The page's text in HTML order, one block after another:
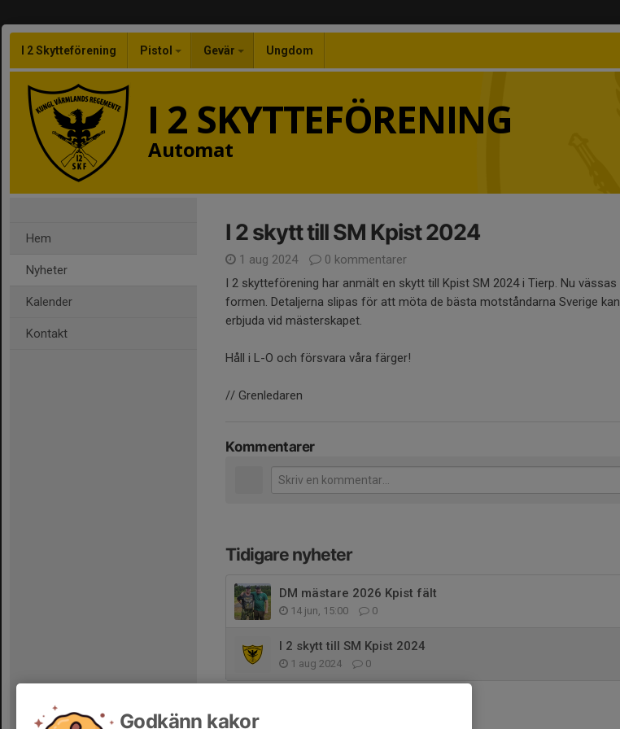
I 2 Skytteförening Pistol Gevär Ungdom
I 2 SKYTTEFÖRENING
Automat
Hem
Nyheter
Kalender
Kontakt
I 2 skytt till SM Kpist 2024
1 aug 2024
0 kommentarer
I 2 skytteförening har anmält en skytt till Kpist SM 2024 i Tierp. Nu vässas
formen. Detaljerna slipas för att möta de bästa motståndarna Sverige kan
erbjuda vid mästerskapet.
Håll i L-O och försvara våra färger!
// Grenledaren
Kommentarer
Tidigare nyheter
DM mästare 2026 Kpist fält
14 jun, 15:00 0
I 2 skytt till SM Kpist 2024
1 aug 2024 0
Godkänn kakor